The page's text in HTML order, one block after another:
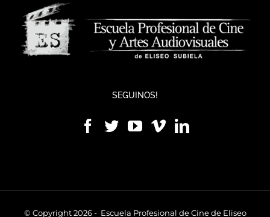
SEGUINOS!
© Copyright 2026 - Escuela Profesional de Cine de Eliseo